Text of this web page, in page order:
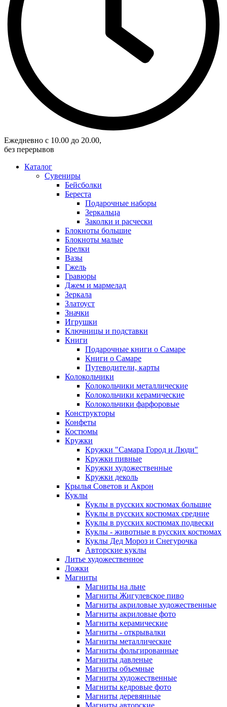
Eжедневно с 10.00 до 20.00,
без перерывов
Каталог
Сувениры
Бейсболки
Береста
Подарочные наборы
Зеркальца
Заколки и расчески
Блокноты большие
Блокноты малые
Брелки
Вазы
Гжель
Гравюры
Джем и мармелад
Зеркала
Златоуст
Значки
Игрушки
Ключницы и подставки
Книги
Подарочные книги о Самаре
Книги о Самаре
Путеводители, карты
Колокольчики
Колокольчики металлические
Колокольчики керамические
Колокольчики фарфоровые
Конструкторы
Конфеты
Костюмы
Кружки
Кружки "Самара Город и Люди"
Кружки пивные
Кружки художественные
Кружки деколь
Крылья Советов и Акрон
Куклы
Куклы в русских костюмах большие
Куклы в русских костюмах средние
Куклы в русских костюмах подвески
Куклы - животные в русских костюмах
Куклы Дед Мороз и Снегурочка
Авторские куклы
Литье художественное
Ложки
Магниты
Магниты на льне
Магниты Жигулевское пиво
Магниты акриловые художественные
Магниты акриловые фото
Магниты керамические
Магниты - открывалки
Магниты металлические
Магниты фольгированные
Магниты давленые
Магниты объемные
Магниты художественные
Магниты кедровые фото
Магниты деревянные
Магниты авторские